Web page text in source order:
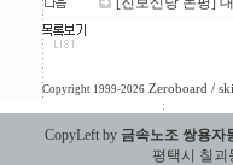
Copyright 1999-2026 Zeroboard /
CopyLeft by 금속노조 쌍용자
평택시 칠괴동